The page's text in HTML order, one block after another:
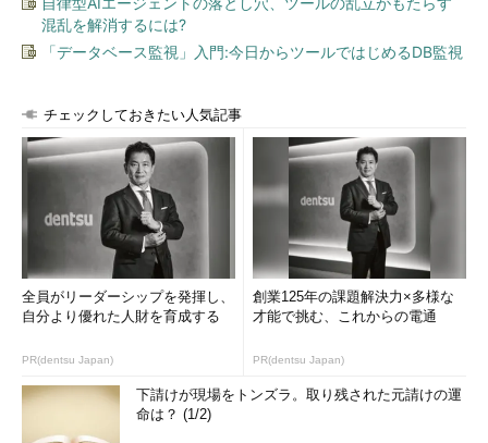
混乱を解消するには?
「データベース監視」入門:今日からツールではじめるDB監視
チェックしておきたい人気記事
全員がリーダーシップを発揮し、
自分より優れた人財を育成する
PR(dentsu Japan)
創業125年の課題解決力×多様な
才能で挑む、これからの電通
PR(dentsu Japan)
下請けが現場をトンズラ。取り残された元請けの運
命は？ (1/2)